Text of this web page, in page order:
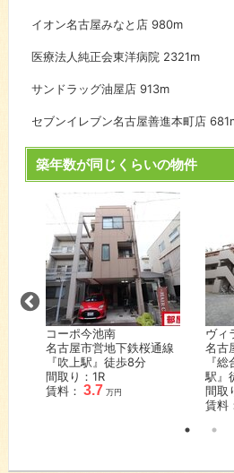
イオン名古屋みなと店 980m
医療法人純正会東洋病院 2321m
サンドラッグ油屋店 913m
セブンイレブン名古屋善進本町店
築年数が同じくらいの物件
コーポ今池南
名古屋市営地下鉄桜通線
『吹上駅』徒歩8分
間取り：1R
賃料： 3.7 万円
ヴィ
名古
『
駅』
間取
賃料